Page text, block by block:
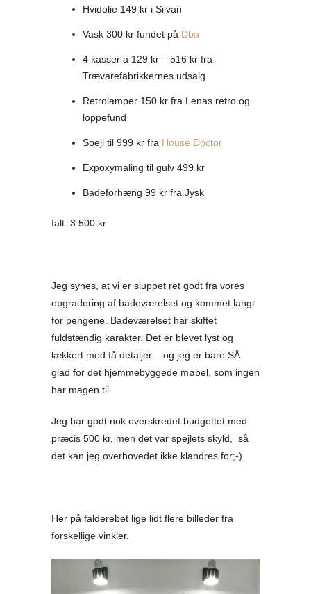
Hvidolie 149 kr i Silvan
Vask 300 kr fundet på Dba
4 kasser a 129 kr – 516 kr fra
Trævarefabrikkernes udsalg
Retrolamper 150 kr fra Lenas retro og
loppefund
Spejl til 999 kr fra House Doctor
Expoxymaling til gulv 499 kr
Badeforhæng 99 kr fra Jysk
Ialt: 3.500 kr
Jeg synes, at vi er sluppet ret godt fra vores
opgradering af badeværelset og kommet langt
for pengene. Badeværelset har skiftet
fuldstændig karakter. Det er blevet lyst og
lækkert med få detaljer – og jeg er bare SÅ
glad for det hjemmebyggede møbel, som ingen
har magen til.
Jeg har godt nok overskredet budgettet med
præcis 500 kr, men det var spejlets skyld, så
det kan jeg overhovedet ikke klandres for;-)
Her på falderebet lige lidt flere billeder fra
forskellige vinkler.